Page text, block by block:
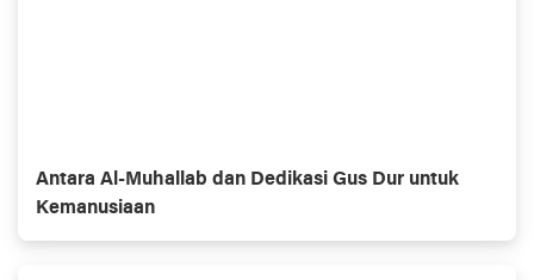
Antara Al-Muhallab dan Dedikasi Gus Dur untuk
Kemanusiaan